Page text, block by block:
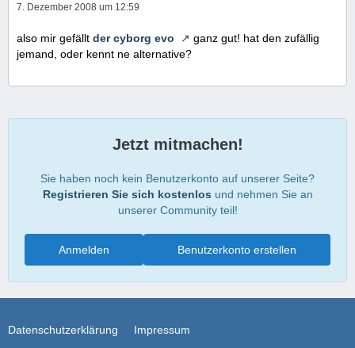
7. Dezember 2008 um 12:59
also mir gefällt der cyborg evo
ganz gut! hat den zufällig
jemand, oder kennt ne alternative?
Jetzt mitmachen!
Sie haben noch kein Benutzerkonto auf unserer Seite?
Registrieren Sie sich kostenlos und nehmen Sie an
unserer Community teil!
Benutzerkonto erstellen
Anmelden
Datenschutzerklärung Impressum